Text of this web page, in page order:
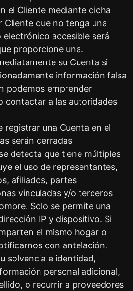
el Cliente mediante dicha
Cliente que no tenga una
accesible será
proporcione una.
su Cuenta si
información falsa
podemos emprender
contactar a las autoridades
registrar una Cuenta en el
serán cerradas
detecta que tiene múltiples
el uso de representantes,
afiliados, partes
vinculadas y/o terceros
Solo se permite una
IP y dispositivo. Si
el mismo hogar o
con antelación.
solvencia e identidad,
personal adicional,
o recurrir a proveedores